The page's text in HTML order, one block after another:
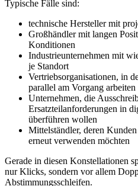
Typische Fälle sind:
technische Hersteller mit
Großhändler mit langen
Konditionen
Industrieunternehmen mit
je Standort
Vertriebsorganisationen, in
parallel am Vorgang arbeiten
Unternehmen, die
Ersatzteilanforderungen in
überführen wollen
Mittelständler, deren
erneut verwenden möchten
Gerade in diesen Konstellationen
nur Klicks, sondern vor allem
Abstimmungsschleifen.